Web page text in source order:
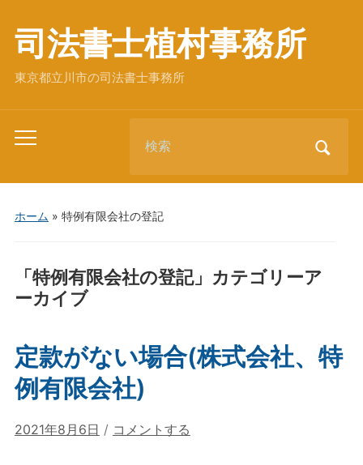
司法書士植村事務所
東京都立川市の司法書士事務所
Toggle
menu
for:
ホーム » 特例有限会社の登記
「特例有限会社の登記」カテゴリーア
ーカイブ
定款がない場合(株式会社、特
例有限会社)
2021年8月6日 / コメントする